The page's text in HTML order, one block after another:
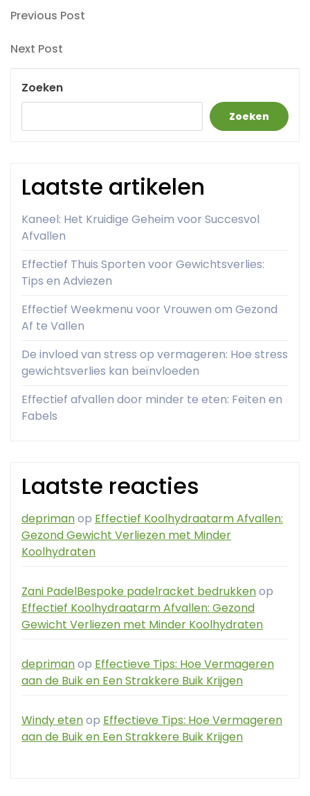
Berichtnavigatie
Previous
Previous Post
Next
Next Post
Zoeken
Zoeken
Laatste artikelen
Kaneel: Het Kruidige Geheim voor Succesvol
Afvallen
Effectief Thuis Sporten voor Gewichtsverlies:
Tips en Adviezen
Effectief Weekmenu voor Vrouwen om Gezond
Af te Vallen
De invloed van stress op vermageren: Hoe stress
gewichtsverlies kan beïnvloeden
Effectief afvallen door minder te eten: Feiten en
Fabels
Laatste reacties
deprimanop Effectief Koolhydraatarm Afvallen:
Gezond Gewicht Verliezen met Minder
Koolhydraten
Zani PadelBespoke padelracket bedrukkenop
Effectief Koolhydraatarm Afvallen: Gezond
Gewicht Verliezen met Minder Koolhydraten
deprimanop Effectieve Tips: Hoe Vermageren
aan de Buik en Een Strakkere Buik Krijgen
Windy etenop Effectieve Tips: Hoe Vermageren
aan de Buik en Een Strakkere Buik Krijgen